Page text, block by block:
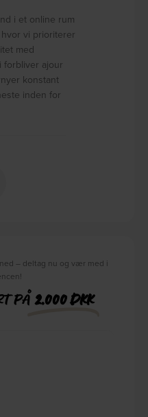
i et online rum
vi prioriterer
med
forbliver ajour
konstant
inden for
– deltag nu og vær med i
PÅ2.000 DKK